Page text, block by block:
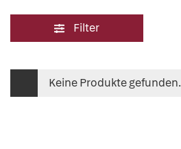
Filter
Keine Produkte gefunden.